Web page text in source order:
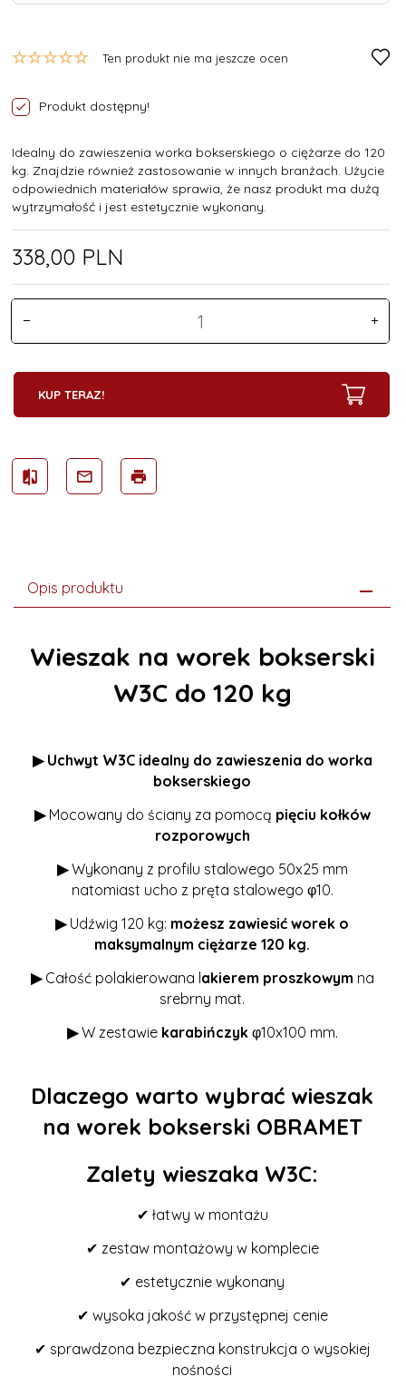
Ten produkt nie ma jeszcze ocen
Produkt dostępny!
Idealny do zawieszenia worka bokserskiego o ciężarze do 120
kg. Znajdzie również zastosowanie w innych branżach. Użycie
odpowiednich materiałów sprawia, że nasz produkt ma dużą
wytrzymałość i jest estetycznie wykonany.
338,00 PLN
KUP TERAZ!
Opis produktu
Wieszak na worek bokserski
W3C do 120 kg
▶ Uchwyt W3C idealny do zawieszenia do worka
bokserskiego
▶ Mocowany do ściany za pomocą pięciu kołków
rozporowych
▶Wykonany z profilu stalowego 50x25 mm
natomiast ucho z pręta stalowego φ10.
▶ Udźwig 120 kg: możesz zawiesić worek o
maksymalnym ciężarze 120 kg.
▶Całość polakierowana lakierem proszkowym na
srebrny mat.
▶W zestawie karabińczykφ10x100 mm.
Dlaczego warto wybrać wieszak
na worek bokserski OBRAMET
Zalety wieszaka W3C:
✔ łatwy w montażu
✔ zestaw montażowy w komplecie
✔ estetycznie wykonany
✔ wysoka jakość w przystępnej cenie
✔ sprawdzona bezpieczna konstrukcja o wysokiej
nośności